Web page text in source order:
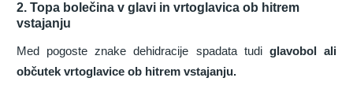
2. Topa bolečina v glavi in vrtoglavica ob hitrem
vstajanju
Med pogoste znake dehidracije spadata tudiglavobol ali
občutek vrtoglavice ob hitrem vstajanju.